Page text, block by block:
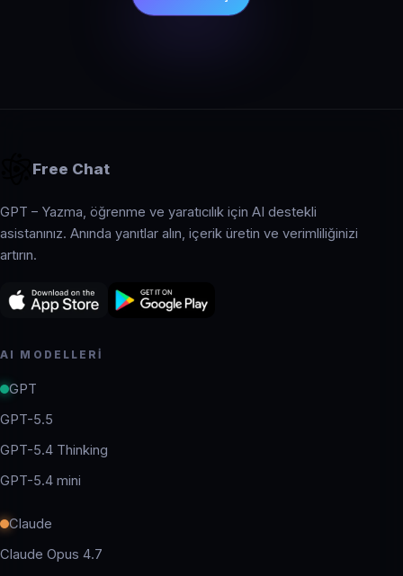
Free Chat
GPT – Yazma, öğrenme ve yaratıcılık için AI destekli
asistanınız. Anında yanıtlar alın, içerik üretin ve verimliliğinizi
artırın.
AI MODELLERI
GPT
GPT-5.5
GPT-5.4 Thinking
GPT-5.4 mini
Claude
Claude Opus 4.7